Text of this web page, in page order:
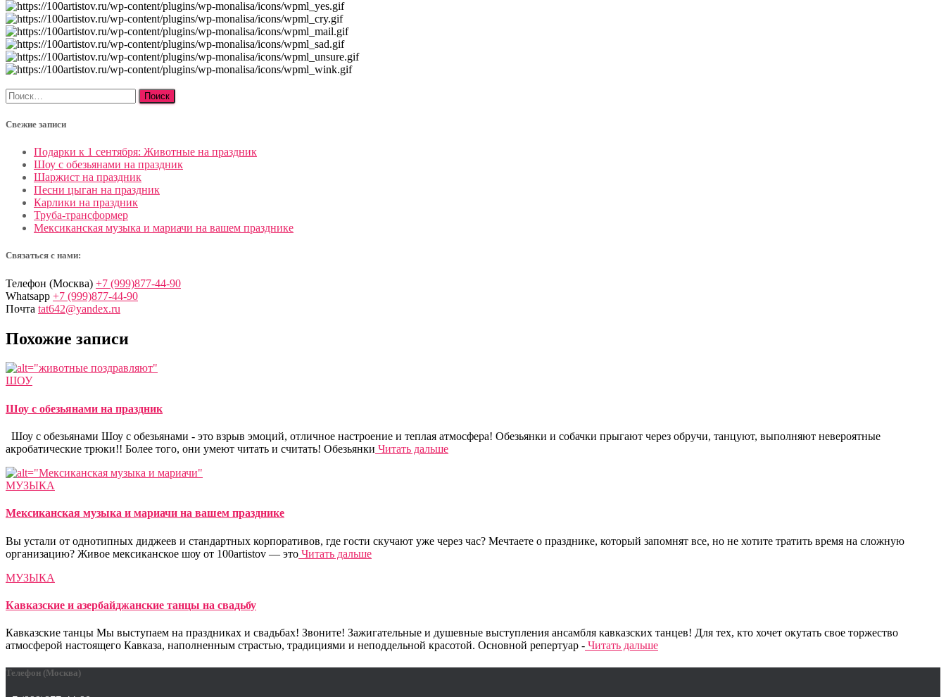
Найти:
Свежие записи
Подарки к 1 сентября: Животные на праздник
Шоу с обезьянами на праздник
Шаржист на праздник
Песни цыган на праздник
Карлики на праздник
Труба-трансформер
Мексиканская музыка и мариачи на вашем празднике
Связаться с нами:
Телефон (Москва) +7 (999)877-44-90
Whatsapp +7 (999)877-44-90
Почта tat642@yandex.ru
Похожие записи
ШОУ
Шоу с обезьянами на праздник
Шоу с обезьянами Шоу с обезьянами - это взрыв эмоций, отличное настроение и теплая атмосфера! Обезьянки и собачки прыгают через обручи, танцуют, выполняют невероятные
акробатические трюки!! Более того, они умеют читать и считать! Обезьянки Читать дальше
МУЗЫКА
Мексиканская музыка и мариачи на вашем празднике
Вы устали от однотипных диджеев и стандартных корпоративов, где гости скучают уже через час? Мечтаете о празднике, который запомнят все, но не хотите тратить время на сложную
организацию? Живое мексиканское шоу от 100artistov — это Читать дальше
МУЗЫКА
Кавказские и азербайджанские танцы на свадьбу
Кавказские танцы Мы выступаем на праздниках и свадьбах! Звоните! Зажигательные и душевные выступления ансамбля кавказских танцев! Для тех, кто хочет окутать свое торжество
атмосферой настоящего Кавказа, наполненным страстью, традициями и неподдельной красотой. Основной репертуар - Читать дальше
Телефон (Москва)